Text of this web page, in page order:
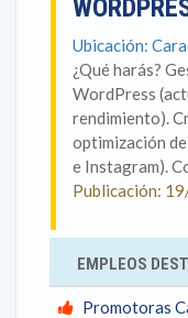
Ubicación:
¿Qué harás?
WordPress
rendimiento).
optimización
e Instagram).
Publicación:
EMPLEOS
Promotoras